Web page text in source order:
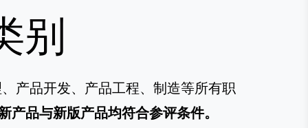
别
产品开发、产品工程、制造等所有职
产品与新版产品均符合参评条件。